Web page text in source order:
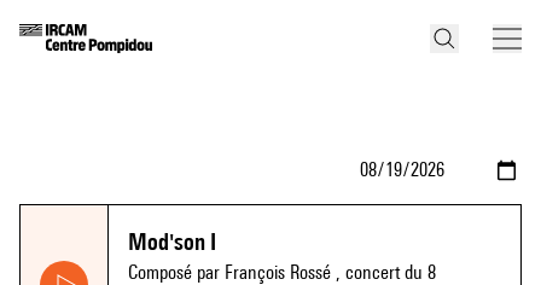
Mod'son I
Composé par François Rossé , concert du 8